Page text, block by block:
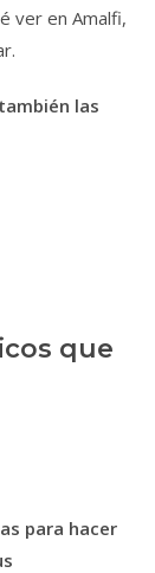
ver en Amalfi,
las
que
para hacer